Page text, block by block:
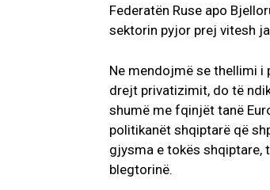
Federatën Ruse apo
sektorin pyjor prej vitesh
Ne mendojmë se thellimi
drejt privatizimit, do të
shumë me fqinjët tanë
politikanët shqiptarë që
gjysma e tokës shqiptare,
blegtorinë.